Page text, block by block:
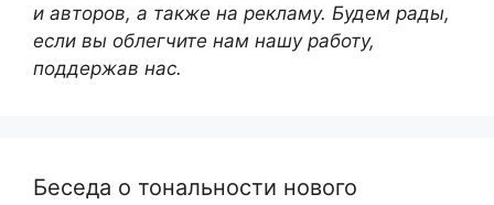
и авторов, а также на рекламу. Будем рады,
если вы облегчите нам нашу работу,
поддержав нас.
Беседа о тональности нового